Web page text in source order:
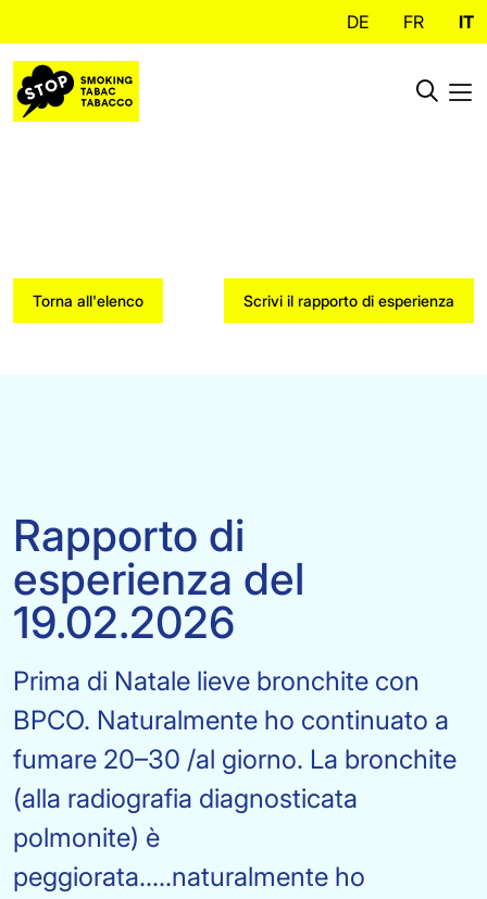
DE FR IT
Torna all'elenco Scrivi il rapporto di esperienza
Rapporto di
esperienza del
19.02.2026
Prima di Natale lieve bronchite con
BPCO. Naturalmente ho continuato a
fumare 20–30 /al giorno. La bronchite
(alla radiografia diagnosticata
polmonite) è
peggiorata.....naturalmente ho